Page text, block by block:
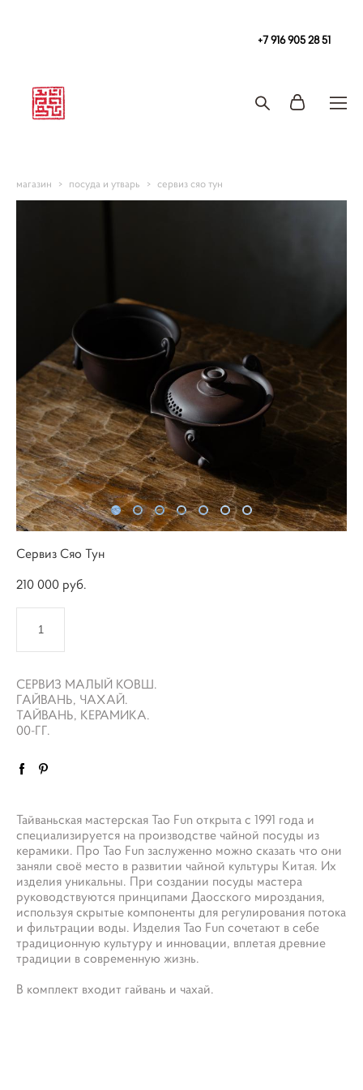
+7 916 905 28 51
магазин > посуда и утварь > сервиз сяо тун
Сервиз Сяо Тун
210 000 pуб.
СЕРВИЗ МАЛЫЙ КОВШ.
ГАЙВАНЬ, ЧАХАЙ.
ТАЙВАНЬ, КЕРАМИКА.
00-ГГ.
Тайваньская мастерская Tao Fun открыта с 1991 года и
специализируется на производстве чайной посуды из
керамики. Про Tao Fun заслуженно можно сказать что они
заняли своё место в развитии чайной культуры Китая. Их
изделия уникальны. При создании посуды мастера
руководствуются принципами Даосского мироздания,
используя скрытые компоненты для регулирования потока
и фильтрации воды. Изделия Tao Fun сочетают в себе
традиционную культуру и инновации, вплетая древние
традиции в современную жизнь.
В комплект входит гайвань и чахай.